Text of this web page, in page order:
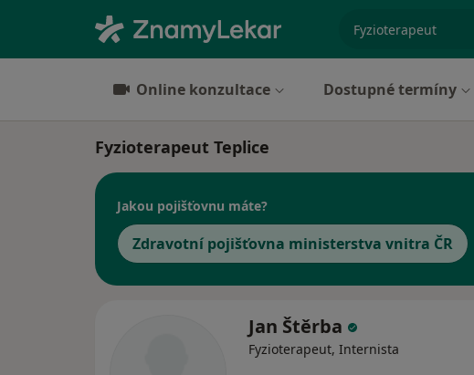
Online konzultace Dostupné termíny
Fyzioterapeut Teplice
Jakou pojišťovnu máte?
Zdravotní pojišťovna ministerstva vnitra ČR
Jan Štěrba
Fyzioterapeut, Internista